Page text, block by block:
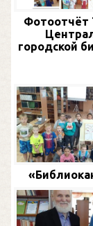
Фотоотчёт
городской